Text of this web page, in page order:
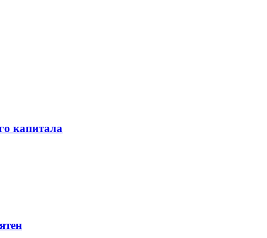
капитала